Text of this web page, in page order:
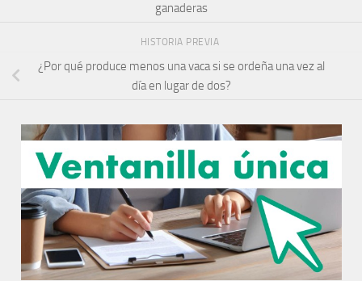
ganaderas
HISTORIA PREVIA
¿Por qué produce menos una vaca si se ordeña una vez al
día en lugar de dos?